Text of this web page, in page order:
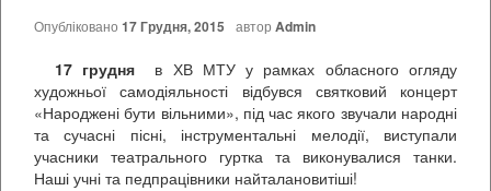
Опубліковано 17 Грудня, 2015 автор Admin
17 грудняв ХВ МТУ у рамках обласного огляду
художньої самодіяльності відбувся святковий концерт
«Народжені бути вільними», під час якого звучали народні
та сучасні пісні, інструментальні мелодії, виступали
учасники театрального гуртка та виконувалися танки.
Наші учні та педпрацівники найталановитіші!